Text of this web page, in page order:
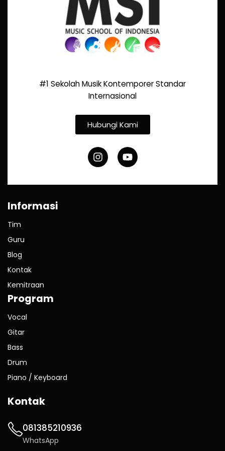
#1 Sekolah Musik Kontemporer Standar
Internasional
Hubungi Kami
Informasi
Tim
Guru
Blog
Kontak
Kemitraan
Program
Vocal
Gitar
Bass
Drum
Piano / Keyboard
Kontak
081385210936
WhatsApp